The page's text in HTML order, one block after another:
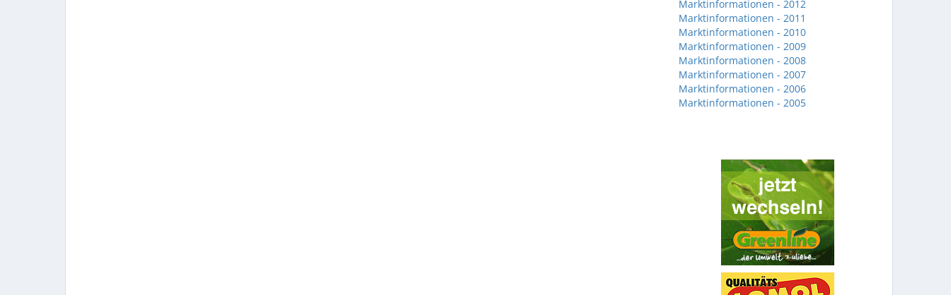
Marktinformationen - 2012
Marktinformationen - 2011
Marktinformationen - 2010
Marktinformationen - 2009
Marktinformationen - 2008
Marktinformationen - 2007
Marktinformationen - 2006
Marktinformationen - 2005